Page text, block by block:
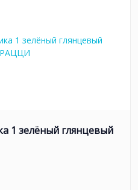
1 зелёный глянцевый